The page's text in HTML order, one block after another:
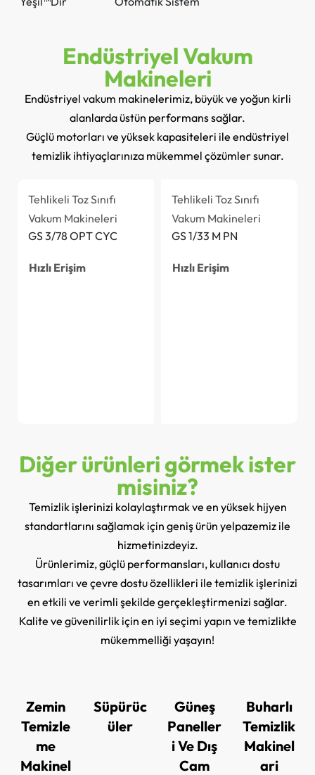
Endüstriyel Vakum
Makineleri
Endüstriyel vakum makinelerimiz, büyük ve yoğun kirli
alanlarda üstün performans sağlar.
Güçlü motorları ve yüksek kapasiteleri ile endüstriyel
temizlik ihtiyaçlarınıza mükemmel çözümler sunar.
Tehlikeli Toz Sınıfı
Vakum Makineleri
GS 3/78 OPT CYC
Hızlı Erişim
Tehlikeli Toz Sınıfı
Vakum Makineleri
GS 1/33 M PN
Hızlı Erişim
Diğer ürünleri görmek ister
misiniz?
Temizlik işlerinizi kolaylaştırmak ve en yüksek hijyen
standartlarını sağlamak için geniş ürün yelpazemiz ile
hizmetinizdeyiz.
Ürünlerimiz, güçlü performansları, kullanıcı dostu
tasarımları ve çevre dostu özellikleri ile temizlik işlerinizi
en etkili ve verimli şekilde gerçekleştirmenizi sağlar.
Kalite ve güvenilirlik için en iyi seçimi yapın ve temizlikte
mükemmelliği yaşayın!
Zemin
Temizle
me
Makinel
Süpürüc
üler
Güneş
Paneller
i Ve Dış
Cam
Buharlı
Temizlik
Makinel
ari